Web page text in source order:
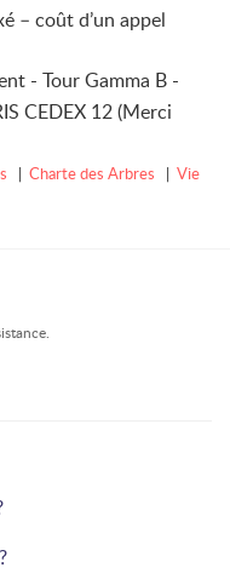
– coût d’un appel
- Tour Gamma B -
CEDEX 12 (Merci
| Charte des Arbres | Vie